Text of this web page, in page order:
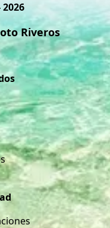
2026
Riveros